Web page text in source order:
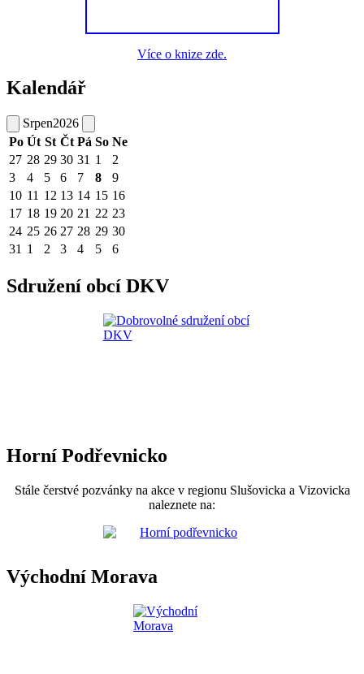
Více o knize zde.
Kalendář
Srpen2026
Po Út St Čt Pá So Ne
27 28 29 30 31 1
2
3
4 5 6 7 8
9
10 11 12 13 14 15 16
17 18 19 20 21 22 23
24 25 26 27 28 29 30
31 1 2 3 4 5 6
Sdružení obcí DKV
Horní Podřevnicko
Stále čerstvé pozvánky na akce v regionu Slušovicka a Vizovicka
naleznete na:
Východní Morava